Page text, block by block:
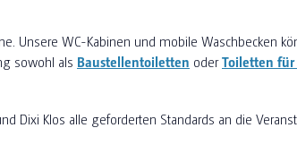
Unsere WC-Kabinen und mobile Waschbecken
sowohl als Baustellentoiletten oderToiletten
Dixi Klos alle geforderten Standards an die